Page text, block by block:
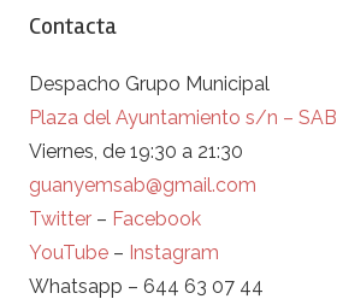
Contacta
Despacho Grupo Municipal
Plaza del Ayuntamiento s/n – SAB
Viernes, de 19:30 a 21:30
guanyemsab@gmail.com
Twitter – Facebook
YouTube – Instagram
Whatsapp – 644 63 07 44